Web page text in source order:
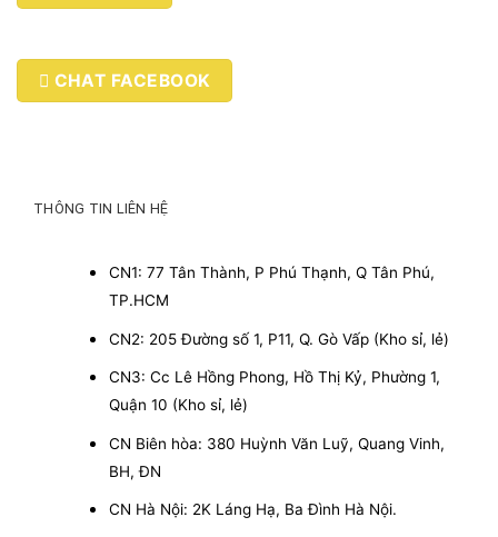
CHAT FACEBOOK
THÔNG TIN LIÊN HỆ
CN1: 77 Tân Thành, P Phú Thạnh, Q Tân Phú,
TP.HCM
CN2: 205 Đường số 1, P11, Q. Gò Vấp (Kho sỉ, lẻ)
CN3: Cc Lê Hồng Phong, Hồ Thị Kỷ, Phường 1,
Quận 10 (Kho sỉ, lẻ)
CN Biên hòa: 380 Huỳnh Văn Luỹ, Quang Vinh,
BH, ĐN
CN Hà Nội: 2K Láng Hạ, Ba Đình Hà Nội.